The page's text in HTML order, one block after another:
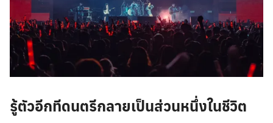
รู้ตัวอีกทีดนตรีกลายเป็นส่วนหนึ่งในชีวิต